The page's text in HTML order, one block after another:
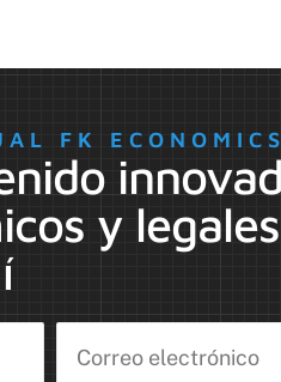
FK ECONOMICS
y